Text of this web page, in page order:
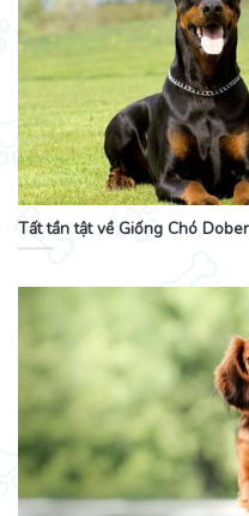
Tất tần tật về Giống Chó